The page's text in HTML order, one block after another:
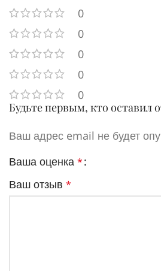
0
0
0
0
0
Будьте первым, кто оставил
Ваш адрес email не будет
Ваша оценка *
Ваш отзыв *